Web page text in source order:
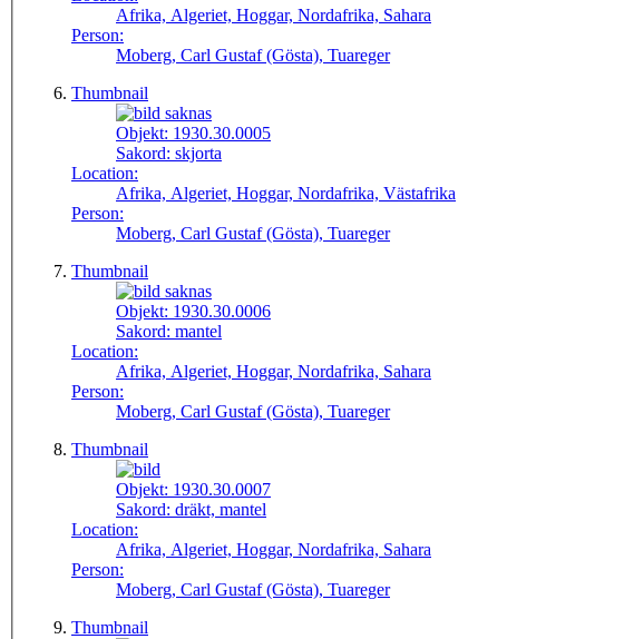
Afrika, Algeriet, Hoggar, Nordafrika, Sahara
Person:
Moberg, Carl Gustaf (Gösta), Tuareger
Thumbnail
Objekt: 1930.30.0005
Sakord: skjorta
Location:
Afrika, Algeriet, Hoggar, Nordafrika, Västafrika
Person:
Moberg, Carl Gustaf (Gösta), Tuareger
Thumbnail
Objekt: 1930.30.0006
Sakord: mantel
Location:
Afrika, Algeriet, Hoggar, Nordafrika, Sahara
Person:
Moberg, Carl Gustaf (Gösta), Tuareger
Thumbnail
Objekt: 1930.30.0007
Sakord: dräkt, mantel
Location:
Afrika, Algeriet, Hoggar, Nordafrika, Sahara
Person:
Moberg, Carl Gustaf (Gösta), Tuareger
Thumbnail